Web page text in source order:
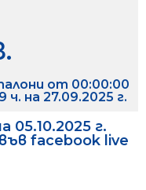
от 00:00:00
ч. на 27.09.2025 г.
г.
facebook live